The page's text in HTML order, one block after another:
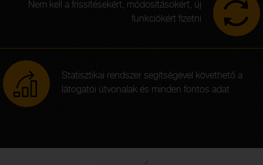
Nem kell a frissítésekért, módosításokért, új
funkciókért fizetni
Statisztikai rendszer segítségével követhető a
látogatói útvonalak és minden fontos adat